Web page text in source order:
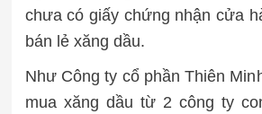
chưa có giấy chứng nhận cửa
bán lẻ xăng dầu.
Như Công ty cổ phần Thiên
mua xăng dầu từ 2 công ty